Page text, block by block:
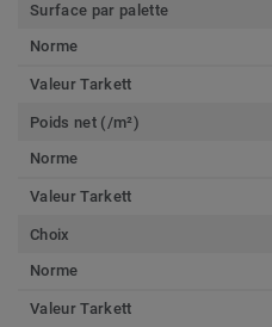
Surface par palette
Norme
Valeur Tarkett
Poids net (/m²)
Norme
Valeur Tarkett
Choix
Norme
Valeur Tarkett